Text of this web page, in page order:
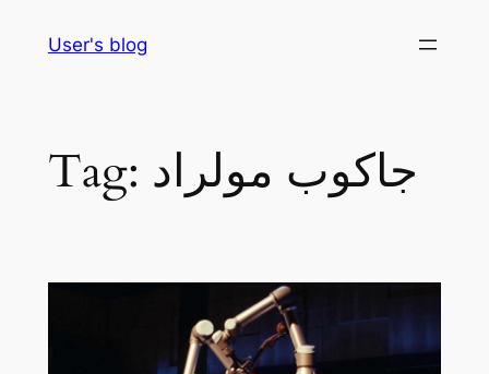
User's blog
Tag: جاكوب مولراد